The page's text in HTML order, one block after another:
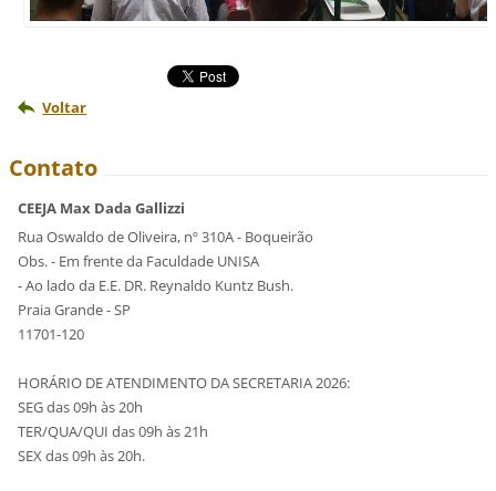
Voltar
Contato
CEEJA Max Dada Gallizzi
Rua Oswaldo de Oliveira, nº 310A - Boqueirão
Obs. - Em frente da Faculdade UNISA
- Ao lado da E.E. DR. Reynaldo Kuntz Bush.
Praia Grande - SP
11701-120
HORÁRIO DE ATENDIMENTO DA SECRETARIA 2026:
SEG das 09h às 20h
TER/QUA/QUI das 09h às 21h
SEX das 09h às 20h.